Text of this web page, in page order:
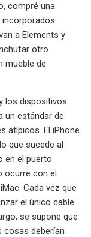
compré una
incorporados
a Elements y
otro
mueble de
los dispositivos
un estándar de
atípicos. El iPhone
que sucede al
en el puerto
ocurre con el
Cada vez que
el único cable
se supone que
cosas deberían